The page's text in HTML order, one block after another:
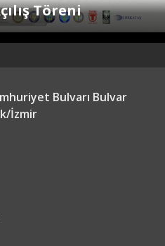
Töreni
Bulvarı Bulvar
İzmir